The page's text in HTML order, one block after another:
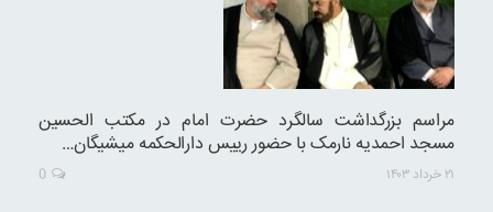
مراسم بزرگداشت سالگرد حضرت امام در مکتب الحسین
مسجد احمدیه نارمک با حضور رییس دارالحکمه میشیگان…
۲۱ خرداد ۱۴۰۳ 0